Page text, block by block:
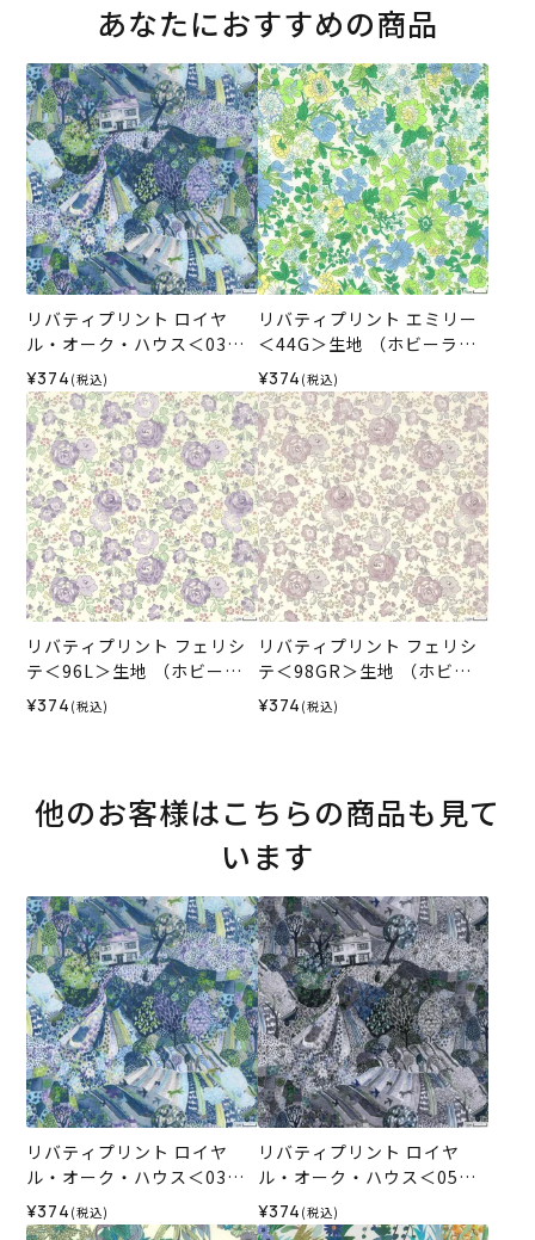
あなたにおすすめの商品
リバティプリント ロイヤ
ル・オーク・ハウス＜03B
＞生地 （ホビーラホビーレ
オリジナル）2026SS
¥374 (税込)
リバティプリント エミリー
＜44G＞生地 （ホビーラホ
ビーレオリジナル）2025SS
¥374 (税込)
リバティプリント フェリシ
テ＜96L＞生地 （ホビーラ
ホビーレオリジナル）2026
¥374 (税込)
リバティプリント フェリシ
テ＜98GR＞生地 （ホビー
ラホビーレオリジナル）202
¥374 (税込)
他のお客様はこちらの商品も見て
います
リバティプリント ロイヤ
ル・オーク・ハウス＜03B
＞生地 （ホビーラホビーレ
オリジナル）2026SS
¥374 (税込)
リバティプリント ロイヤ
ル・オーク・ハウス＜05GR
＞生地 （ホビーラホビーレ
オリジナル）2026SS
¥374 (税込)